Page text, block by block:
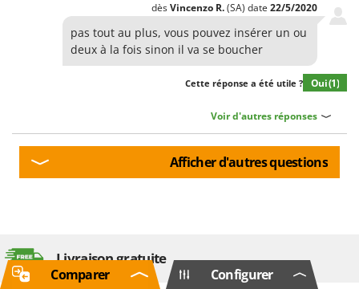
dèsVincenzo R.(SA) date 22/5/2020
pas tout au plus, vous pouvez insérer un ou
deux à la fois sinon il va se boucher
Cette réponse a été utile ? Oui(1)
Voir d'autres réponses
Afficher d'autres questions
Livraison gratuite
Configurer
Comparer